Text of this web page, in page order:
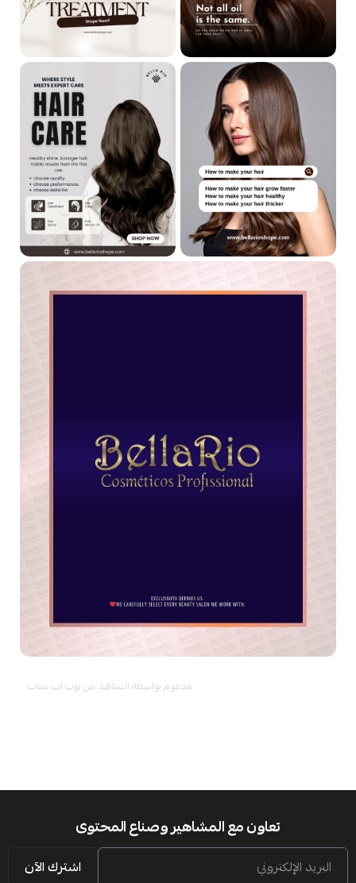
مدعوم بواسطة انستافيد من بوب اب سناب
تعاون مع المشاهير وصناع المحتوى
البريد الإلكتروني اشترك الآن